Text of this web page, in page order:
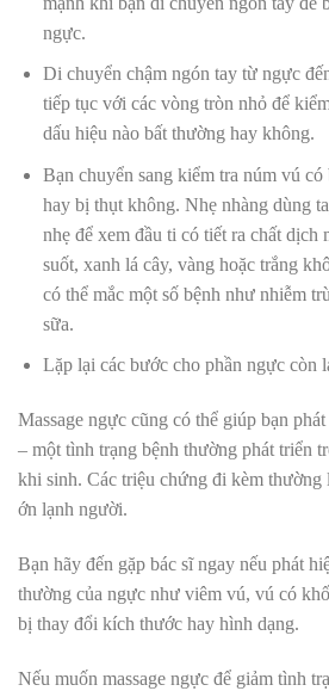
ngực.
Di chuyển chậm ngón tay từ ngực
tiếp tục với các vòng tròn nhỏ để
dấu hiệu nào bất thường hay không.
Bạn chuyển sang kiểm tra núm vú
hay bị thụt không. Nhẹ nhàng dùng
nhẹ để xem đầu ti có tiết ra chất dịch
suốt, xanh lá cây, vàng hoặc trắng
có thể mắc một số bệnh như nhiễm
sữa.
Lặp lại các bước cho phần ngực còn
Massage ngực cũng có thể giúp bạn
– một tình trạng bệnh thường phát triển
khi sinh. Các triệu chứng đi kèm thường
ớn lạnh người.
Bạn hãy đến gặp bác sĩ ngay nếu phát
thường của ngực như viêm vú, vú có
bị thay đổi kích thước hay hình dạng.
Nếu muốn massage ngực để giảm tình